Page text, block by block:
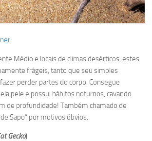
Médio e locais de climas desérticos, estes
frágeis, tanto que seu simples
perder partes do corpo. Consegue
pele e possui hábitos noturnos, cavando
de profundidade! Também chamado de
Sapo” por motivos óbvios.
Gecko)